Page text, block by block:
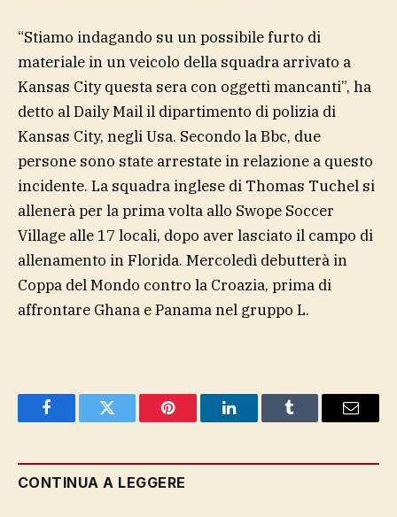
“Stiamo indagando su un possibile furto di
materiale in un veicolo della squadra arrivato a
Kansas City questa sera con oggetti mancanti”, ha
detto al Daily Mail il dipartimento di polizia di
Kansas City, negli Usa. Secondo la Bbc, due
persone sono state arrestate in relazione a questo
incidente. La squadra inglese di Thomas Tuchel si
allenerà per la prima volta allo Swope Soccer
Village alle 17 locali, dopo aver lasciato il campo di
allenamento in Florida. Mercoledì debutterà in
Coppa del Mondo contro la Croazia, prima di
affrontare Ghana e Panama nel gruppo L.
FacebookTwitter Pinterest LinkedInTumblr Email
CONTINUA A LEGGERE